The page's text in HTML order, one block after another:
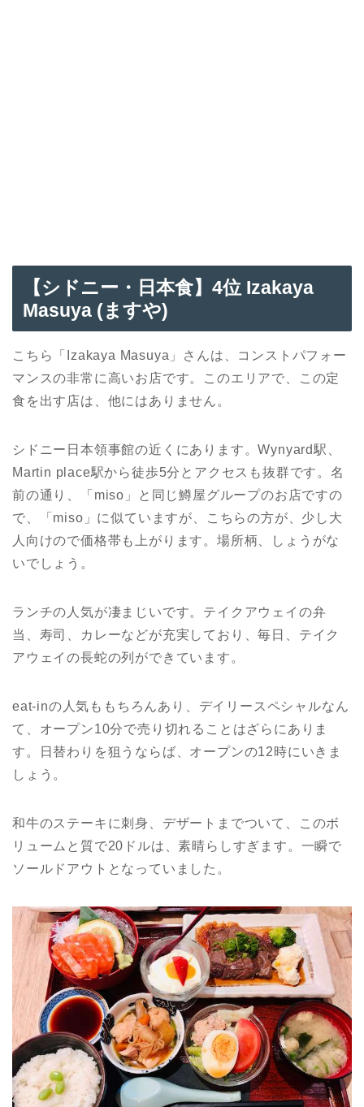
【シドニー・日本食】4位 Izakaya
Masuya (ますや)
こちら「Izakaya Masuya」さんは、コンストパフォー
マンスの非常に高いお店です。このエリアで、この定
食を出す店は、他にはありません。
シドニー日本領事館の近くにあります。Wynyard駅、
Martin place駅から徒歩5分とアクセスも抜群です。名
前の通り、「miso」と同じ鱒屋グループのお店ですの
で、「miso」に似ていますが、こちらの方が、少し大
人向けので価格帯も上がります。場所柄、しょうがな
いでしょう。
ランチの人気が凄まじいです。テイクアウェイの弁
当、寿司、カレーなどが充実しており、毎日、テイク
アウェイの長蛇の列ができています。
eat-inの人気ももちろんあり、デイリースペシャルなん
て、オープン10分で売り切れることはざらにありま
す。日替わりを狙うならば、オープンの12時にいきま
しょう。
和牛のステーキに刺身、デザートまでついて、このボ
リュームと質で20ドルは、素晴らしすぎます。一瞬で
ソールドアウトとなっていました。